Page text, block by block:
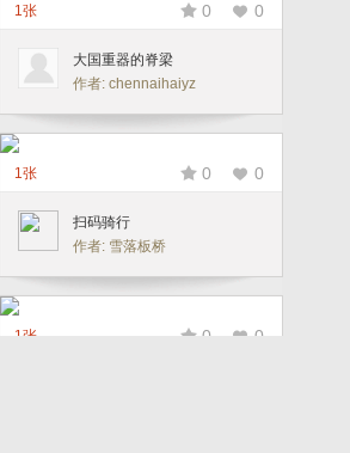
1张 0 0
大国重器的脊梁
作者: chennaihaiyz
1张 0 0
扫码骑行
作者: 雪落板桥
1张 0 0